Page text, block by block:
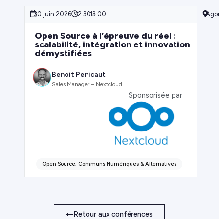
30 juin 2026 12:30 –13:00
Open Source à l’épreuve du réel :
scalabilité, intégration et innovation
démystifiées
Benoit Penicaut
Sales Manager – Nextcloud
Sponsorisée par
Open Source, Communs Numériques & Alternatives
Retour aux conférences